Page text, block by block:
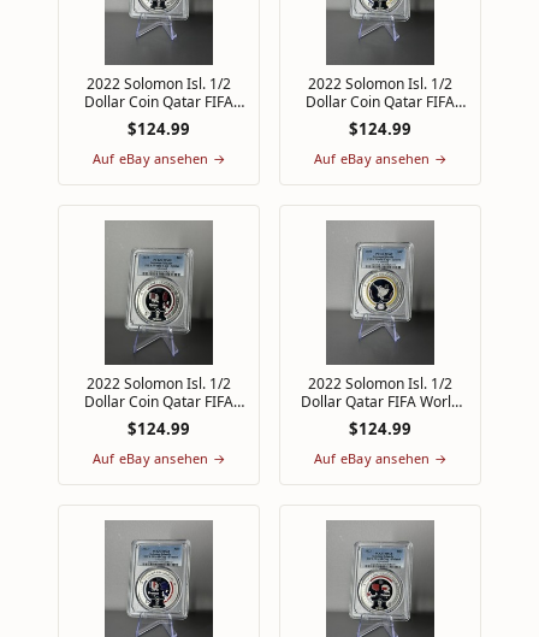
2022 Solomon Isl. 1/2
Dollar Coin Qatar FIFA
Cup PCGS MS69 Top Pop
1/0 Australia
$124.99
Auf eBay ansehen →
2022 Solomon Isl. 1/2
Dollar Coin Qatar FIFA
Cup PCGS MS69 Top Pop
1/0 Brazil
$124.99
Auf eBay ansehen →
2022 Solomon Isl. 1/2
Dollar Coin Qatar FIFA
Cup PCGS MS68 Top Pop
1/0 Qatar
$124.99
Auf eBay ansehen →
2022 Solomon Isl. 1/2
Dollar Qatar FIFA World
Cup PCGS MS69 Top Pop
1/0 La'eeb
$124.99
Auf eBay ansehen →